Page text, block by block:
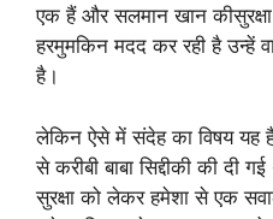
एक हैं और सलमान खान
हरमुमकिन मदद कर रही है उन्हें
है।
लेकिन ऐसे में संदेह का विषय यह
से करीबी बाबा सिद्दीकी की दी
सुरक्षा को लेकर हमेशा से एक